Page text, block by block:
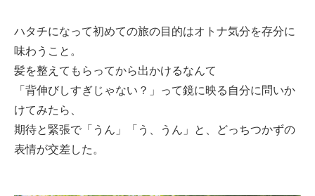
ハタチになって初めての旅の目的はオトナ気分を存分に
味わうこと。
髪を整えてもらってから出かけるなんて
「背伸びしすぎじゃない？」って鏡に映る自分に問いか
けてみたら、
期待と緊張で「うん」「う、うん」と、どっちつかずの
表情が交差した。